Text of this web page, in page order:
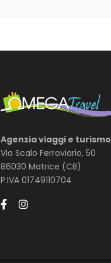
Agenzia viaggi e turismo
Via Scalo Ferroviario, 50
86030 Matrice (CB)
P.IVA 01749110704